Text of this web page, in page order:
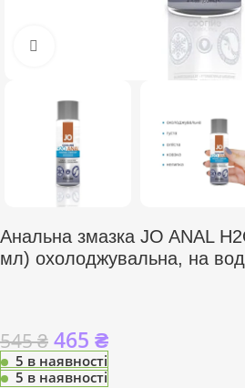
Анальна змазка JO ANAL
мл) охолоджувальна, на
545₴ 465 ₴
5 в наявності
5 в наявності